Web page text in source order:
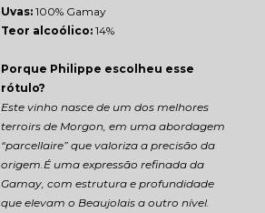
Uvas: 100% Gamay
Teor alcoólico: 14%
Porque Philippe escolheu esse
rótulo?
Este vinho nasce de um dos melhores
terroirs de Morgon, em uma abordagem
“parcellaire” que valoriza a precisão da
origem.É uma expressão refinada da
Gamay, com estrutura e profundidade
que elevam o Beaujolais a outro nível.